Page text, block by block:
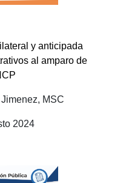
y anticipada
al amparo de
MSC
2024